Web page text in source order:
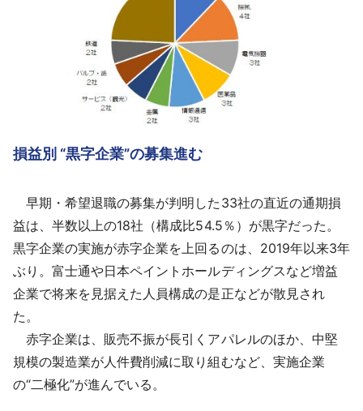
損益別 “黒字企業”の募集進む
早期・希望退職の募集が判明した33社の直近の通期損
益は、半数以上の18社（構成比54.5％）が黒字だった。
黒字企業の実施が赤字企業を上回るのは、2019年以来3年
ぶり。富士通や日本ペイントホールディングスなど増益
企業で将来を見据えた人員構成の是正などが散見され
た。
赤字企業は、販売不振が長引くアパレルのほか、中堅
規模の製造業が人件費削減に取り組むなど、実施企業
の“二極化”が進んでいる。